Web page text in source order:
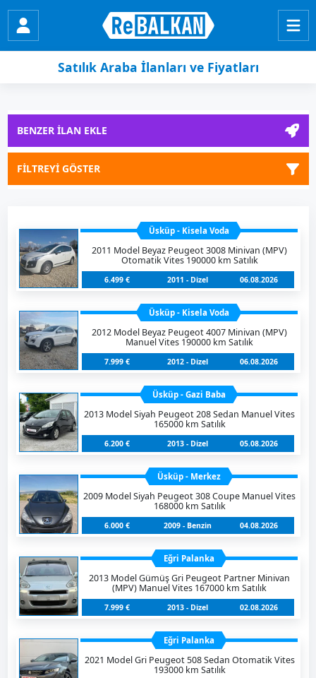
Satılık Araba İlanları ve Fiyatları
BENZER İLAN EKLE
FİLTREYİ GÖSTER
Üsküp - Kisela Voda
2011 Model Beyaz Peugeot 3008 Minivan (MPV)
Otomatik Vites 190000 km Satılık
6.499 € 2011 - Dizel 06.08.2026
Üsküp - Kisela Voda
2012 Model Beyaz Peugeot 4007 Minivan (MPV)
Manuel Vites 190000 km Satılık
7.999 € 2012 - Dizel 06.08.2026
Üsküp - Gazi Baba
2013 Model Siyah Peugeot 208 Sedan Manuel Vites
165000 km Satılık
6.200 € 2013 - Dizel 05.08.2026
Üsküp - Merkez
2009 Model Siyah Peugeot 308 Coupe Manuel Vites
168000 km Satılık
6.000 € 2009 - Benzin 04.08.2026
Eğri Palanka
2013 Model Gümüş Gri Peugeot Partner Minivan
(MPV) Manuel Vites 167000 km Satılık
7.999 € 2013 - Dizel 02.08.2026
Eğri Palanka
2021 Model Gri Peugeot 508 Sedan Otomatik Vites
193000 km Satılık